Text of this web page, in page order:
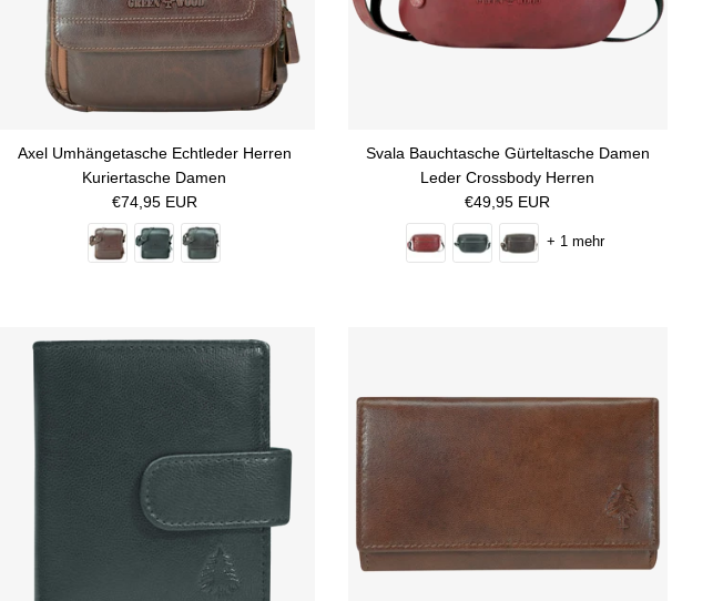
Axel Umhängetasche Echtleder Herren
Kuriertasche Damen
Normaler Preis
€74,95 EUR
Svala Bauchtasche Gürteltasche Damen
Leder Crossbody Herren
Normaler Preis
€49,95 EUR
+ 1 mehr